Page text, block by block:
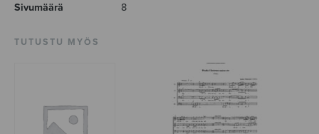
Sivumäärä 8
TUTUSTU MYÖS